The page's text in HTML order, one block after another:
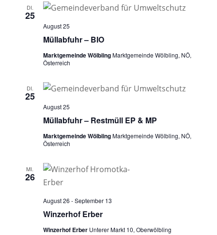
DI.
25
Müllabfuhr – BIO
August 25
Marktgemeinde WölblingMarktgemeinde Wölbling, NÖ,
Österreich
DI.
25
Müllabfuhr – Restmüll EP & MP
August 25
Marktgemeinde WölblingMarktgemeinde Wölbling, NÖ,
Österreich
MI.
26
Winzerhof Erber
August 26 -September 13
Winzerhof Erber Unterer Markt 10, Oberwölbling